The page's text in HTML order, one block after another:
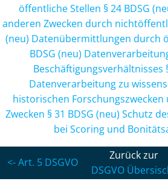
öffentliche Stellen § 24 BDSG
anderen Zwecken durch
(neu) Datenübermittlungen durch
BDSG (neu)
Beschäftigungsverhältnisses
Datenverarbeitung zu
historischen
Zwecken § 31 BDSG (neu) Schutz
bei Scoring und
<- Art. 5 DSGVO
Zurück zur
DSGVO